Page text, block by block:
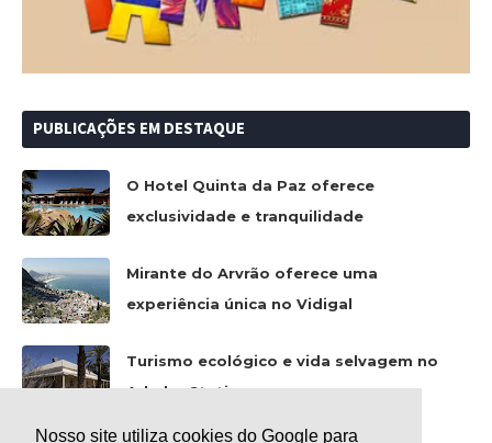
Nosso site utiliza cookies do Google para
PUBLICAÇÕES EM DESTAQUE
O Hotel Quinta da Paz oferece
exclusividade e tranquilidade
Mirante do Arvrão oferece uma
experiência única no Vidigal
Turismo ecológico e vida selvagem no
Arkaba Station